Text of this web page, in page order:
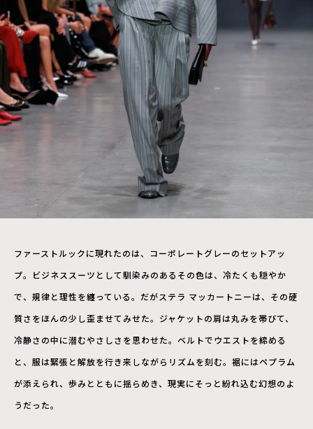
ファーストルックに現れたのは、コーポレートグレーのセットアッ
プ。ビジネススーツとして馴染みのあるその色は、冷たくも穏やか
で、規律と理性を纏っている。だがステラ マッカートニーは、その硬
質さをほんの少し歪ませてみせた。ジャケットの肩は丸みを帯びて、
冷静さの中に潜むやさしさを思わせた。ベルトでウエストを締める
と、服は緊張と解放を行き来しながらリズムを刻む。裾にはペプラム
が添えられ、歩みとともに揺らめき、現実にそっと紛れ込む幻想のよ
うだった。